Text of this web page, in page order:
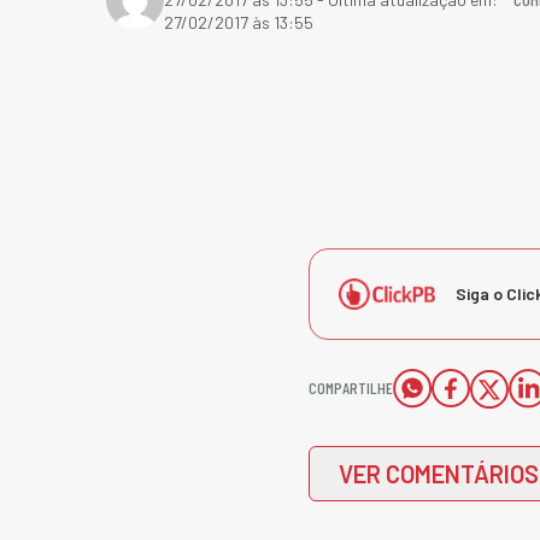
27/02/2017 às 13:55
Siga o
COMPARTILHE
VER COMENTÁRIOS